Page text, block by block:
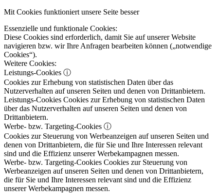
Mit Cookies funktioniert unsere Seite besser
Essenzielle und funktionale Cookies:
Diese Cookies sind erforderlich, damit Sie auf unserer Website
navigieren bzw. wir Ihre Anfragen bearbeiten können („notwendige
Cookies“).
Weitere Cookies:
Leistungs-Cookies ⓘ
Cookies zur Erhebung von statistischen Daten über das
Nutzerverhalten auf unseren Seiten und denen von Drittanbietern.
Leistungs-Cookies Cookies zur Erhebung von statistischen Daten
über das Nutzerverhalten auf unseren Seiten und denen von
Drittanbietern.
Werbe- bzw. Targeting-Cookies ⓘ
Cookies zur Steuerung von Werbeanzeigen auf unseren Seiten und
denen von Drittanbietern, die für Sie und Ihre Interessen relevant
sind und die Effizienz unserer Werbekampagnen messen.
Werbe- bzw. Targeting-Cookies Cookies zur Steuerung von
Werbeanzeigen auf unseren Seiten und denen von Drittanbietern,
die für Sie und Ihre Interessen relevant sind und die Effizienz
unserer Werbekampagnen messen.